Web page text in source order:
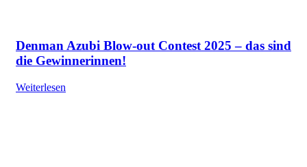
Denman Azubi Blow-out Contest 2025 – das sind
die Gewinnerinnen!
Weiterlesen